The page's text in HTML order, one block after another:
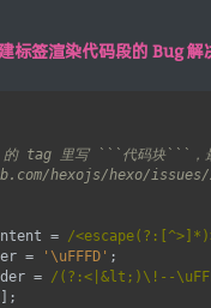
标签渲染代码段的 Bug 解
= /
= '\uFFFD'
= /(?:<|&lt;)\!--